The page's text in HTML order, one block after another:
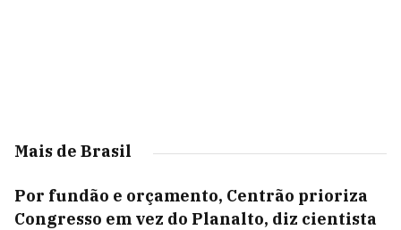
Mais de Brasil
Por fundão e orçamento, Centrão prioriza
Congresso em vez do Planalto, diz cientista